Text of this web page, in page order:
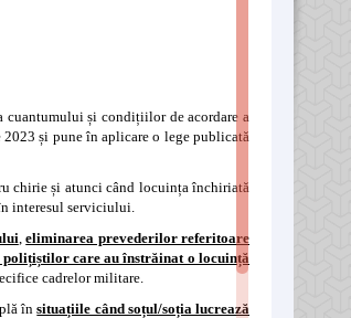
cuantumului și condițiilor de acordare a
și pune în aplicare o lege publicată
chirie și atunci când locuința închiriată
interesul serviciului.
,eliminarea prevederilor referitoare
care au înstrăinat o locuință
cadrelor militare.
însituațiile când soțul/soția lucrează